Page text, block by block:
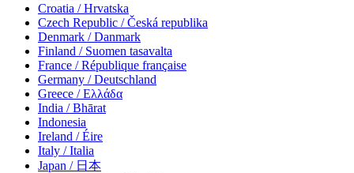
Croatia / Hrvatska
Czech Republic / Česká republika
Denmark / Danmark
Finland / Suomen tasavalta
France / République française
Germany / Deutschland
Greece / Ελλάδα
India / Bhārat
Indonesia
Ireland / Éire
Italy / Italia
Japan / 日本